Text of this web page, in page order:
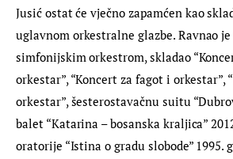
Jusić ostat će vječno zapamćen kao
uglavnom orkestralne glazbe. Ravnao
simfonijskim orkestrom, skladao
orkestar”, “Koncert za fagot i orkestar”,
orkestar”, šesterostavačnu suitu
balet “Katarina – bosanska kraljica”
oratorije “Istina o gradu slobode” 1995.